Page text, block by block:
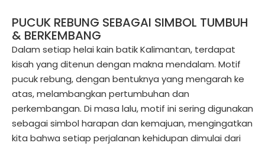
PUCUK REBUNG SEBAGAI SIMBOL TUMBUH
& BERKEMBANG
Dalam setiap helai kain batik Kalimantan, terdapat
kisah yang ditenun dengan makna mendalam. Motif
pucuk rebung, dengan bentuknya yang mengarah ke
atas, melambangkan pertumbuhan dan
perkembangan. Di masa lalu, motif ini sering digunakan
sebagai simbol harapan dan kemajuan, mengingatkan
kita bahwa setiap perjalanan kehidupan dimulai dari